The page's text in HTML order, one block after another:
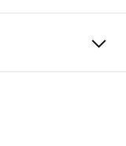
градуса